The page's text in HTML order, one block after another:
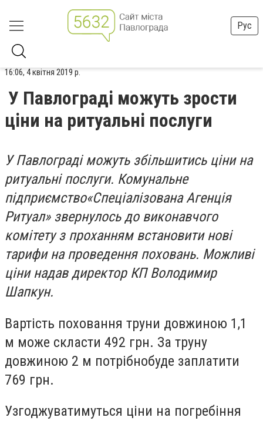
Рус
16:06, 4 квітня 2019 р.
У Павлограді можуть зрости
ціни на ритуальні послуги
У Павлограді можуть збільшитись ціни на
ритуальні послуги. Комунальне
підприємство«Спеціалізована Агенція
Ритуал» звернулось до виконавчого
комітету з проханням встановити нові
тарифи на проведення поховань. Можливі
ціни надав директор КП Володимир
Шапкун.
Вартість поховання труни довжиною 1,1
м може скласти 492 грн. За труну
довжиною 2 м потрібнобуде заплатити
769 грн.
Узгоджуватимуться ціни на погребіння